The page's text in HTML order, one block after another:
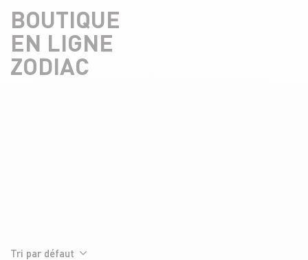
BOUTIQUE
EN LIGNE
ZODIAC
Filtrer
Tri par défaut